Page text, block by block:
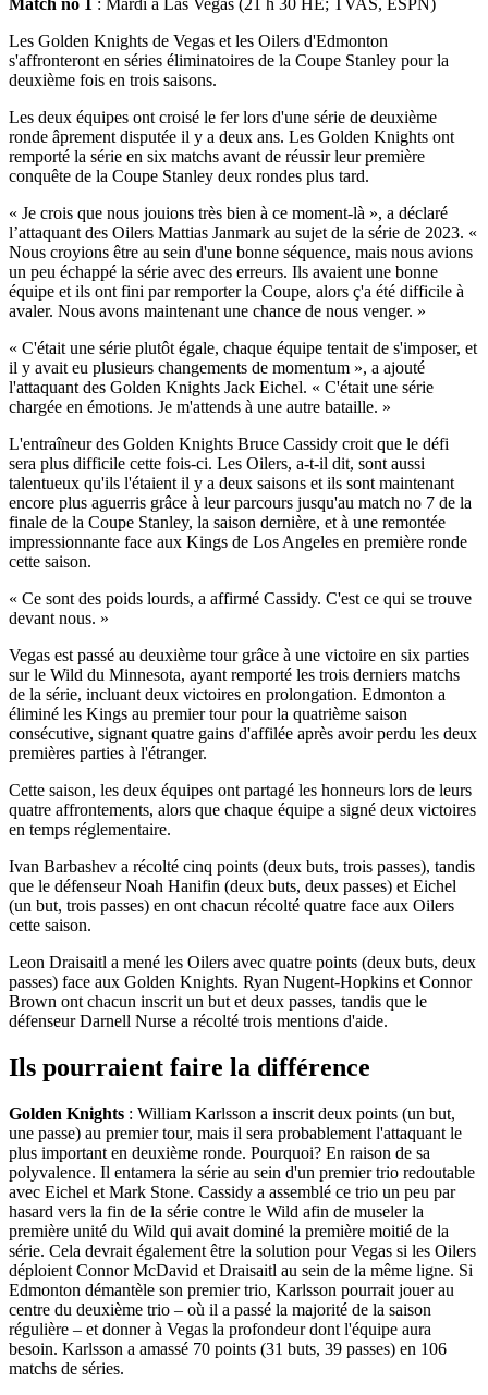
Match no 1
: Mardi à Las Vegas (21 h 30 HE; TVAS, ESPN)
Les Golden Knights de Vegas et les Oilers d'Edmonton
s'affronteront en séries éliminatoires de la Coupe Stanley pour la
deuxième fois en trois saisons.
Les deux équipes ont croisé le fer lors d'une série de deuxième
ronde âprement disputée il y a deux ans. Les Golden Knights ont
remporté la série en six matchs avant de réussir leur première
conquête de la Coupe Stanley deux rondes plus tard.
« Je crois que nous jouions très bien à ce moment-là », a déclaré
l’attaquant des Oilers Mattias Janmark au sujet de la série de 2023. «
Nous croyions être au sein d'une bonne séquence, mais nous avions
un peu échappé la série avec des erreurs. Ils avaient une bonne
équipe et ils ont fini par remporter la Coupe, alors ç'a été difficile à
avaler. Nous avons maintenant une chance de nous venger. »
« C'était une série plutôt égale, chaque équipe tentait de s'imposer, et
il y avait eu plusieurs changements de momentum », a ajouté
l'attaquant des Golden Knights Jack Eichel. « C'était une série
chargée en émotions. Je m'attends à une autre bataille. »
L'entraîneur des Golden Knights Bruce Cassidy croit que le défi
sera plus difficile cette fois-ci. Les Oilers, a-t-il dit, sont aussi
talentueux qu'ils l'étaient il y a deux saisons et ils sont maintenant
encore plus aguerris grâce à leur parcours jusqu'au match no 7 de la
finale de la Coupe Stanley, la saison dernière, et à une remontée
impressionnante face aux Kings de Los Angeles en première ronde
cette saison.
« Ce sont des poids lourds, a affirmé Cassidy. C'est ce qui se trouve
devant nous. »
Vegas est passé au deuxième tour grâce à une victoire en six parties
sur le Wild du Minnesota, ayant remporté les trois derniers matchs
de la série, incluant deux victoires en prolongation. Edmonton a
éliminé les Kings au premier tour pour la quatrième saison
consécutive, signant quatre gains d'affilée après avoir perdu les deux
premières parties à l'étranger.
Cette saison, les deux équipes ont partagé les honneurs lors de leurs
quatre affrontements, alors que chaque équipe a signé deux victoires
en temps réglementaire.
Ivan Barbashev a récolté cinq points (deux buts, trois passes), tandis
que le défenseur Noah Hanifin (deux buts, deux passes) et Eichel
(un but, trois passes) en ont chacun récolté quatre face aux Oilers
cette saison.
Leon Draisaitl a mené les Oilers avec quatre points (deux buts, deux
passes) face aux Golden Knights. Ryan Nugent-Hopkins et Connor
Brown ont chacun inscrit un but et deux passes, tandis que le
défenseur Darnell Nurse a récolté trois mentions d'aide.
Ils pourraient faire la différence
Golden Knights : William Karlsson a inscrit deux points (un but,
une passe) au premier tour, mais il sera probablement l'attaquant le
plus important en deuxième ronde. Pourquoi? En raison de sa
polyvalence. Il entamera la série au sein d'un premier trio redoutable
avec Eichel et Mark Stone. Cassidy a assemblé ce trio un peu par
hasard vers la fin de la série contre le Wild afin de museler la
première unité du Wild qui avait dominé la première moitié de la
série. Cela devrait également être la solution pour Vegas si les Oilers
déploient Connor McDavid et Draisaitl au sein de la même ligne. Si
Edmonton démantèle son premier trio, Karlsson pourrait jouer au
centre du deuxième trio – où il a passé la majorité de la saison
régulière – et donner à Vegas la profondeur dont l'équipe aura
besoin. Karlsson a amassé 70 points (31 buts, 39 passes) en 106
matchs de séries.